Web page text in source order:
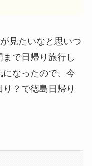
見たいなと思いつ
で日帰り旅行し
になったので、今
？で徳島日帰り